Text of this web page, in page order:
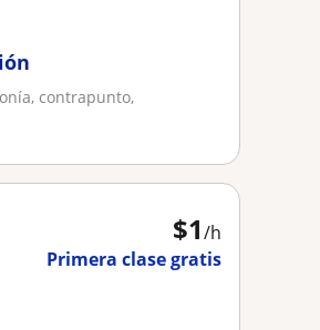
contrapunto,
$1/h
Primera clase gratis